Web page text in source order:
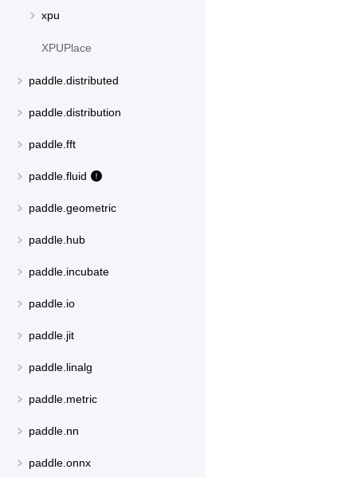
xpu
XPUPlace
paddle.distributed
paddle.distribution
paddle.fft
paddle.fluid
paddle.geometric
paddle.hub
paddle.incubate
paddle.io
paddle.jit
paddle.linalg
paddle.metric
paddle.nn
paddle.onnx